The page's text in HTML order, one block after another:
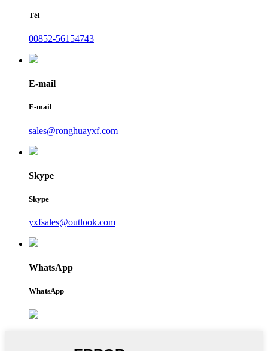
Tél
00852-56154743
E-mail
E-mail
sales@ronghuayxf.com
Skype
Skype
yxfsales@outlook.com
WhatsApp
WhatsApp